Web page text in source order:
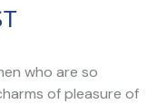
who are so
of pleasure of